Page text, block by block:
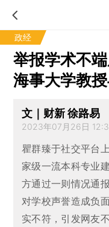
政经
举报学术不
海事大学教
文｜财新 徐路易
2023年07月26日
瞿群臻于社交平台
家级一流本科专业
方通过一则情况通
对学校声誉造成负
实不符，引发网友